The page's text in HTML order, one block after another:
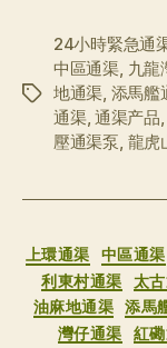
标
24小時緊急通
中區通渠, 九龍
地通渠, 添馬艦
通渠, 通渠产品,
壓通渠泵, 龍虎
上環通渠 中區通渠
利東村通渠
太
油麻地通渠
添馬
灣仔通渠
紅